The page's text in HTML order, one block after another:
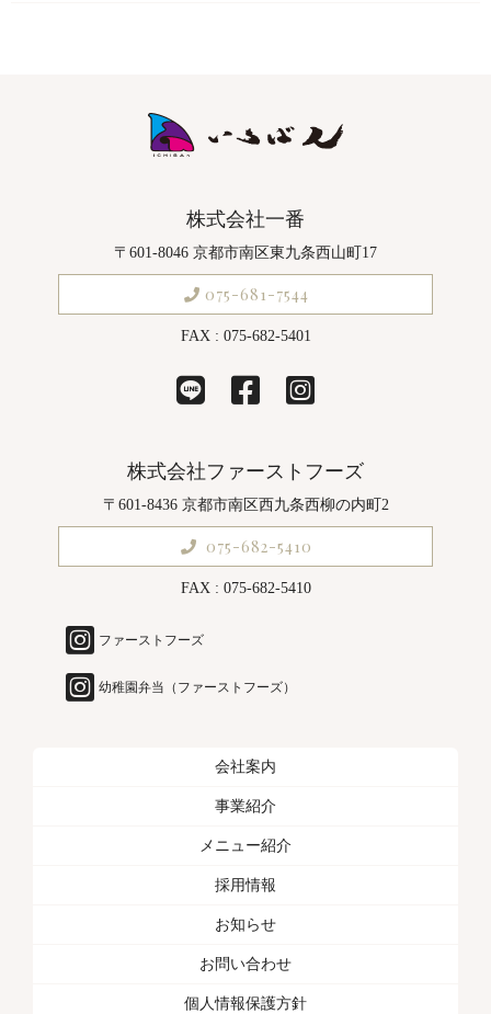
株式会社一番
〒601-8046 京都市南区東九条西山町17
075-681-7544
FAX : 075-682-5401
株式会社ファーストフーズ
〒601-8436 京都市南区西九条西柳の内町2
075-682-5410
FAX : 075-682-5410
ファーストフーズ
幼稚園弁当（ファーストフーズ）
会社案内
事業紹介
メニュー紹介
採用情報
お知らせ
お問い合わせ
個人情報保護方針